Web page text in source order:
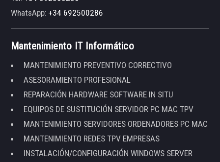
WhatsApp:+34 692500286
Mantenimiento IT Informático
MANTENIMIENTO PREVENTIVO CORRECTIVO
ASESORAMIENTO PROFESIONAL
REPARACIÓN HARDWARE SOFTWARE IN SITU
EQUIPOS DE SUSTITUCIÓN SERVIDOR PC MAC TPV
MANTENIMIENTO SERVIDORES ORDENADORES PC MAC
MANTENIMIENTO REDES TPV EMPRESAS
INSTALACIÓN/CONFIGURACIÓN WINDOWS SERVER